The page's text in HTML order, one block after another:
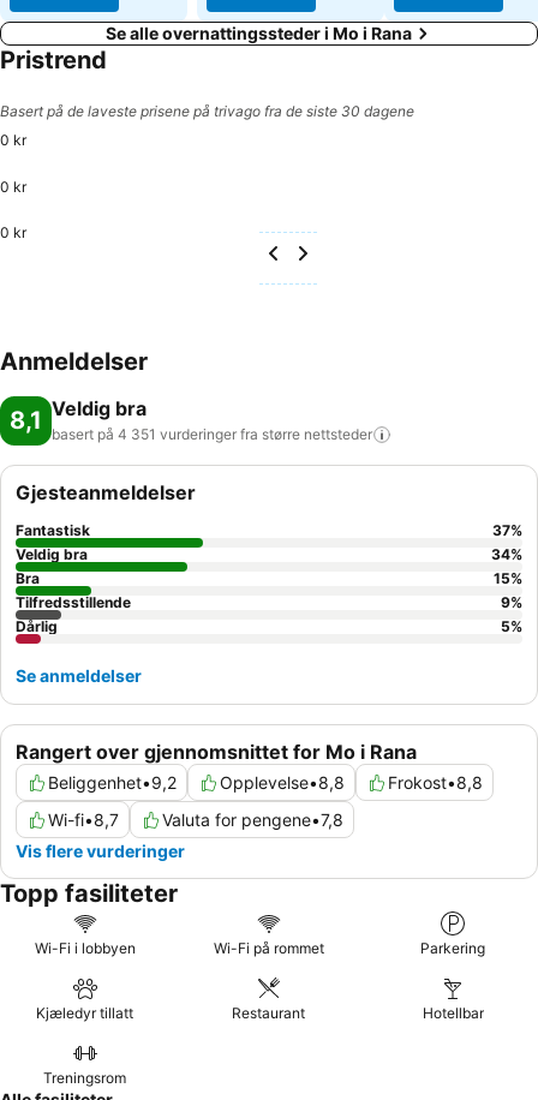
Se alle overnattingssteder i Mo i Rana
Pristrend
Basert på de laveste prisene på trivago fra de siste 30 dagene
0 kr
0 kr
0 kr
Anmeldelser
8,1 Veldig bra
basert på 4 351 vurderinger fra større nettsteder
Rangert over gjennomsnittet for Mo i Rana
Beliggenhet•9,2 Opplevelse•8,8 Frokost•8,8
Wi-fi•8,7 Valuta for pengene•7,8
Vis flere vurderinger
Gjesteanmeldelser
Fantastisk 37%
Veldig bra
34%
Bra
15%
Tilfredsstillende
9%
Dårlig
5%
Se anmeldelser
Topp fasiliteter
Wi-Fi i lobbyen Wi-Fi på rommet Parkering
Kjæledyr tillatt Restaurant Hotellbar
Treningsrom